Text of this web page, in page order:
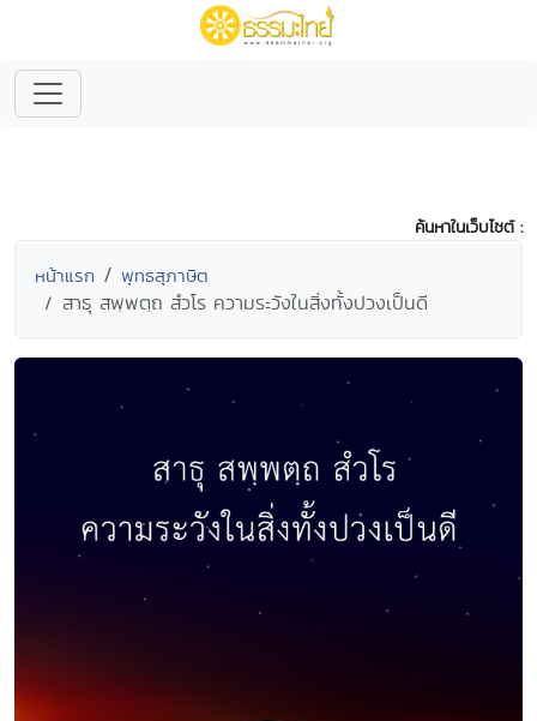
ค้นหาในเว็บไซต์ :
หน้าแรก พุทธสุภาษิต
สาธุ สพฺพตฺถ สํวโร ความระวังในสิ่งทั้งปวงเป็นดี